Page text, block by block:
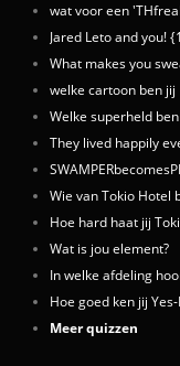
wat voor een
Jared Leto and you!
What makes you
welke cartoon ben jij
Welke superheld
They lived happily
Wie van Tokio Hotel
Hoe hard haat jij
Wat is jou element?
In welke afdeling
Hoe goed ken jij Yes-
Meer quizzen